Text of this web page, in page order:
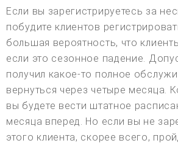
Если вы зарегистрируетесь за
побудите клиентов
большая вероятность, что
если это сезонное падение.
получил какое-то полное
вернуться через четыре месяца.
вы будете вести штатное
месяца вперед. Но если вы не
этого клиента, скорее всего,